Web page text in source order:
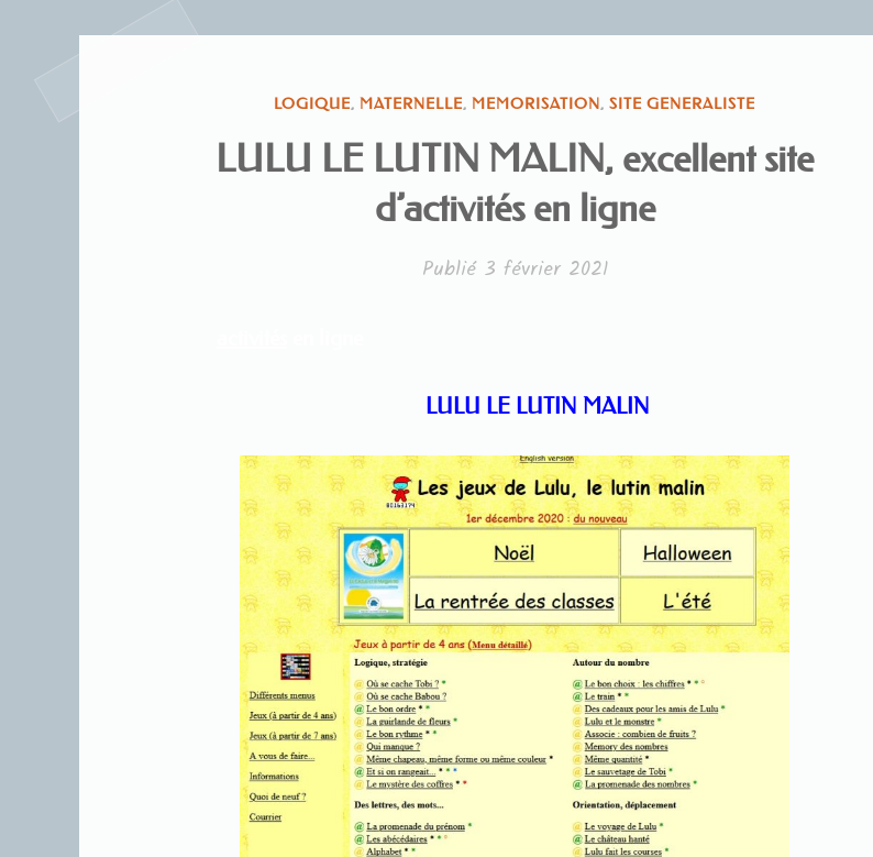
PUBLIÉ
LOGIQUE,MATERNELLE,MEMORISATION, SITE GENERALISTE
LULU LE LUTIN MALIN, excellent site
d’activités en ligne
Publié 3 février 2021
LULU LE LUTIN MALIN